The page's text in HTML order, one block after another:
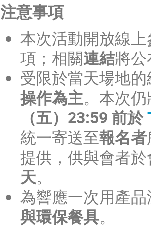
注意事項
本次活動開放線
項；相關連結將
受限於當天場地
操作為主。本次
（五）23:59 前於
統一寄送至報名者
提供，供與會者
天。
為響應一次用產
與環保餐具。